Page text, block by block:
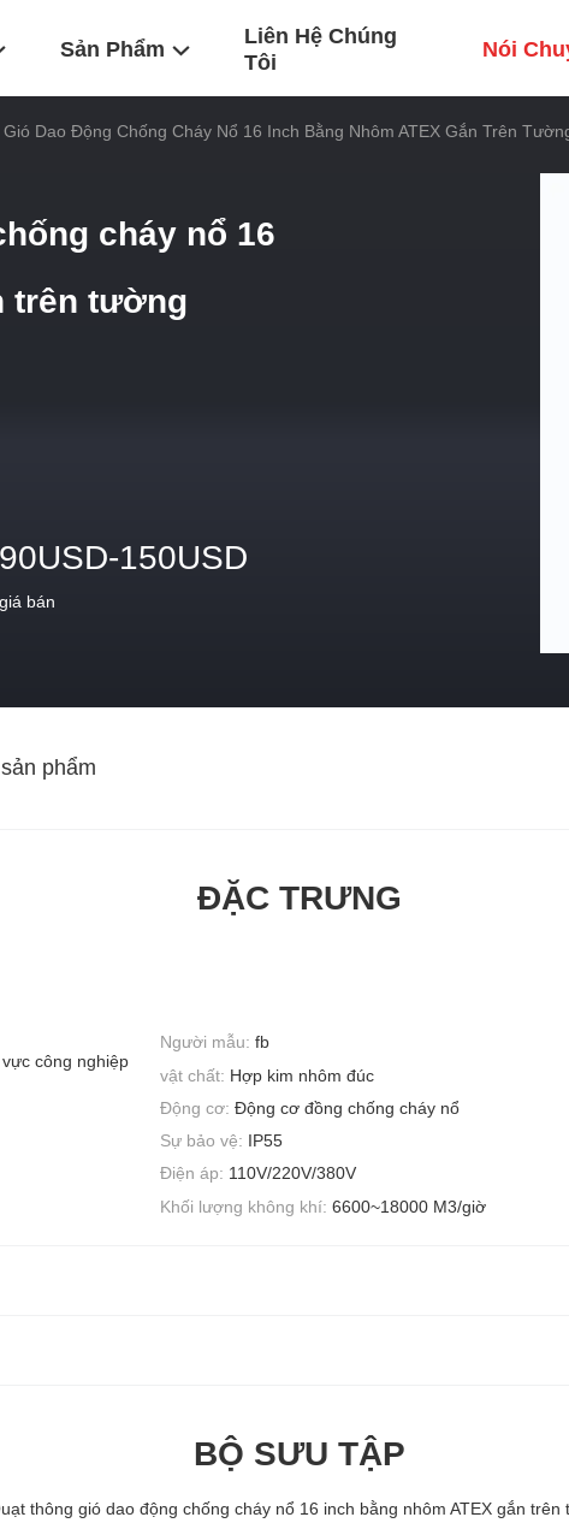
Sản Phẩm
Liên Hệ Chúng
Tôi
Nói
Dao Động Chống Cháy Nổ 16 Inch Bằng Nhôm ATEX Gắn Trên
cháy nổ 16
trên tường
90USD-150USD
giá bán
phẩm
ĐẶC TRƯNG
công nghiệp
Người mẫu: fb
vật chất: Hợp kim nhôm đúc
Động cơ: Động cơ đồng chống cháy nổ
Sự bảo vệ: IP55
Điện áp: 110V/220V/380V
Khối lượng không khí: 6600~18000 M3/giờ
BỘ SƯU TẬP
thông gió dao động chống cháy nổ 16 inch bằng nhôm ATEX gắn trên